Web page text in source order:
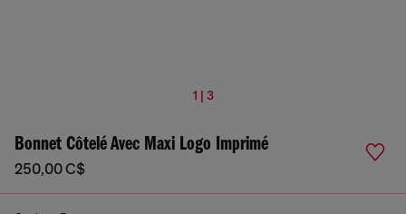
1 | 3
Bonnet Côtelé Avec Maxi Logo Imprimé
250,00 C$